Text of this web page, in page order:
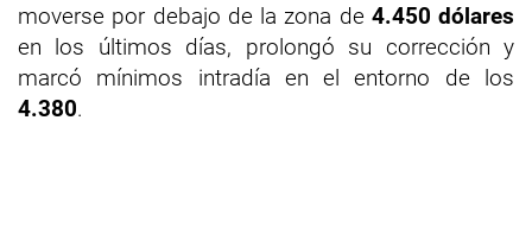
moverse por debajo de la zona de 4.450 dólares
en los últimos días, prolongó su corrección y
marcó mínimos intradía en el entorno de los
4.380.